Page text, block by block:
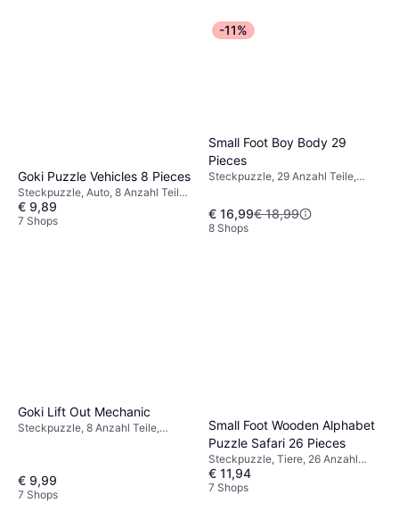
Goki Puzzle Vehicles 8 Pieces
Steckpuzzle, Auto, 8 Anzahl Teile,
30x21cm
€ 9,89
7 Shops
-11%
Small Foot Boy Body 29
Pieces
Steckpuzzle, 29 Anzahl Teile,
€ 16,99€ 18,99
8 Shops
Goki Lift Out Mechanic
Steckpuzzle, 8 Anzahl Teile,
€ 9,99
7 Shops
Small Foot Wooden Alphabet
Puzzle Safari 26 Pieces
Steckpuzzle, Tiere, 26 Anzahl
Teile, 29x22cm
€ 11,94
7 Shops